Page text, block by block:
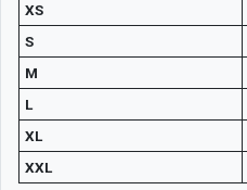
XS
S
M
L
XL
XXL